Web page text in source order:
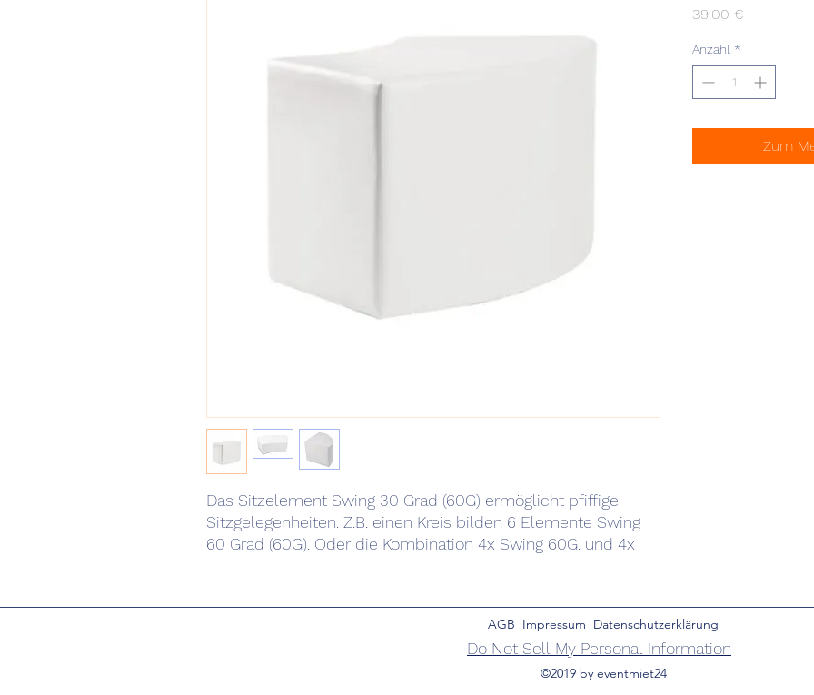
Das Sitzelement Swing 30 Grad (60G) ermöglicht pfiffige
Sitzgelegenheiten. Z.B. einen Kreis bilden 6 Elemente Swing
60 Grad (60G). Oder die Kombination 4x Swing 60G. und 4x
39,00 €
Anzahl *
Zum
AGB Impressum Datenschutzerklärung
©2019 by eventmiet24
Do Not Sell My Personal Information